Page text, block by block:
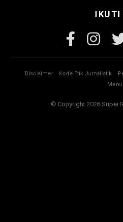
IKUTI
Disclaimer Kode Etik Jurnalistik
© Copyright 2026 Super